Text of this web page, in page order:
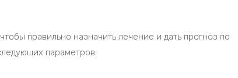
правильно назначить лечение и дать прогноз по
параметров: